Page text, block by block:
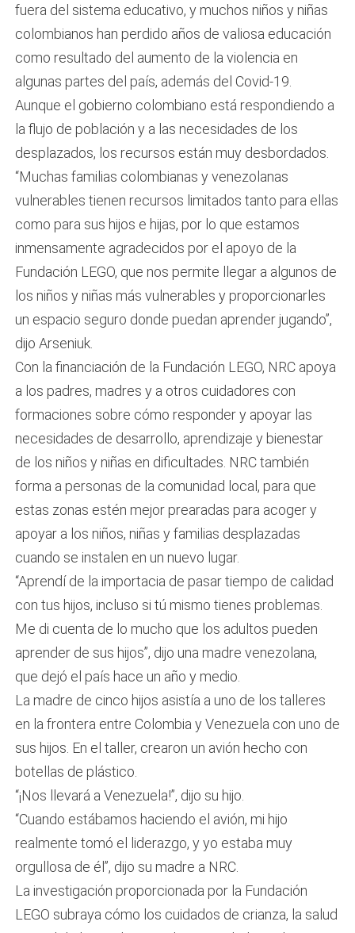
fuera del sistema educativo, y muchos niños y niñas
colombianos han perdido años de valiosa educación
como resultado del aumento de la violencia en
algunas partes del país, además del Covid-19.
Aunque el gobierno colombiano está respondiendo a
la flujo de población y a las necesidades de los
desplazados, los recursos están muy desbordados.
“Muchas familias colombianas y venezolanas
vulnerables tienen recursos limitados tanto para ellas
como para sus hijos e hijas, por lo que estamos
inmensamente agradecidos por el apoyo de la
Fundación LEGO, que nos permite llegar a algunos de
los niños y niñas más vulnerables y proporcionarles
un espacio seguro donde puedan aprender jugando”,
dijo Arseniuk.
Con la financiación de la Fundación LEGO, NRC apoya
a los padres, madres y a otros cuidadores con
formaciones sobre cómo responder y apoyar las
necesidades de desarrollo, aprendizaje y bienestar
de los niños y niñas en dificultades. NRC también
forma a personas de la comunidad local, para que
estas zonas estén mejor prearadas para acoger y
apoyar a los niños, niñas y familias desplazadas
cuando se instalen en un nuevo lugar.
“Aprendí de la importacia de pasar tiempo de calidad
con tus hijos, incluso si tú mismo tienes problemas.
Me di cuenta de lo mucho que los adultos pueden
aprender de sus hijos”, dijo una madre venezolana,
que dejó el país hace un año y medio.
La madre de cinco hijos asistía a uno de los talleres
en la frontera entre Colombia y Venezuela con uno de
sus hijos. En el taller, crearon un avión hecho con
botellas de plástico.
“¡Nos llevará a Venezuela!”, dijo su hijo.
“Cuando estábamos haciendo el avión, mi hijo
realmente tomó el liderazgo, y yo estaba muy
orgullosa de él”, dijo su madre a NRC.
La investigación proporcionada por la Fundación
LEGO subraya cómo los cuidados de crianza, la salud